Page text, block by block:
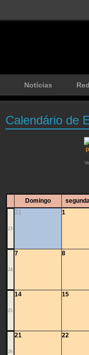
Notícias
Calendário de
Domingo
23
31 1
24
7 8
25
14 15
26
21 22